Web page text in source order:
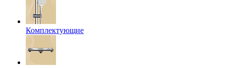
Комплектующие